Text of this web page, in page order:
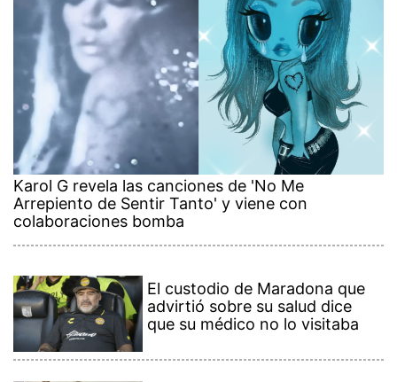
Karol G revela las canciones de 'No Me
Arrepiento de Sentir Tanto' y viene con
colaboraciones bomba
El custodio de Maradona que
advirtió sobre su salud dice
que su médico no lo visitaba